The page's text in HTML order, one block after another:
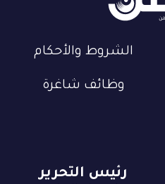
الشروط والأحكام
وظائف شاغرة
رئيس التحرير